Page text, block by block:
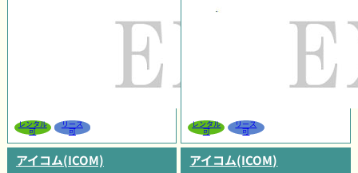
レンタル
可
リース
可
レンタル
可
リース
可
アイコム(ICOM) アイコム(ICOM)